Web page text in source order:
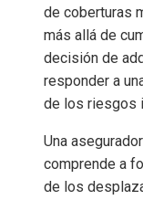
de coberturas
más allá de
decisión de
responder a
de los riesgos
Una
comprende a
de los